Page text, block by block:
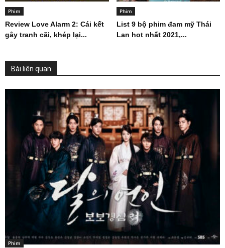
Phim
Review Love Alarm 2: Cái kết
gây tranh cãi, khép lại...
Phim
List 9 bộ phim đam mỹ Thái
Lan hot nhất 2021,...
Bài liên quan
Phim